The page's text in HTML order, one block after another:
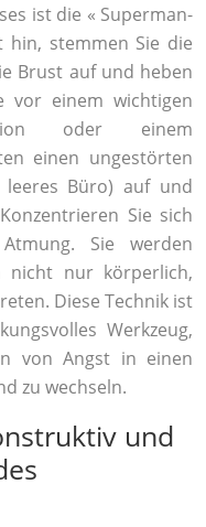
ist die « Superman-
hin, stemmen Sie die
Brust auf und heben
vor einem wichtigen
oder einem
einen ungestörten
Büro) auf und
Sie sich
Sie werden
nicht nur körperlich,
Diese Technik ist
Werkzeug,
von Angst in einen
zu wechseln.
und